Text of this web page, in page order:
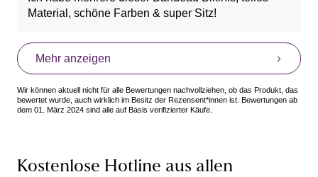
Material, schöne Farben & super Sitz!
Mehr anzeigen
Wir können aktuell nicht für alle Bewertungen nachvollziehen, ob das Produkt, das
bewertet wurde, auch wirklich im Besitz der Rezensent*innen ist. Bewertungen ab
dem 01. März 2024 sind alle auf Basis verifizierter Käufe.
Kostenlose Hotline aus allen